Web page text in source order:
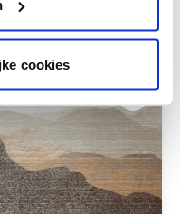
cookies
ook iets voor jou